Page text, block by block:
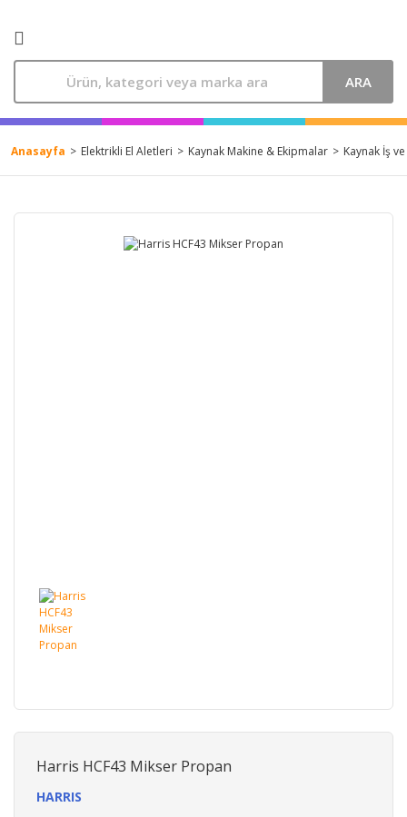
ARA
Anasayfa Elektrikli El Aletleri Kaynak Makine & Ekipmalar Kaynak İş
Harris HCF43 Mikser Propan
HARRIS